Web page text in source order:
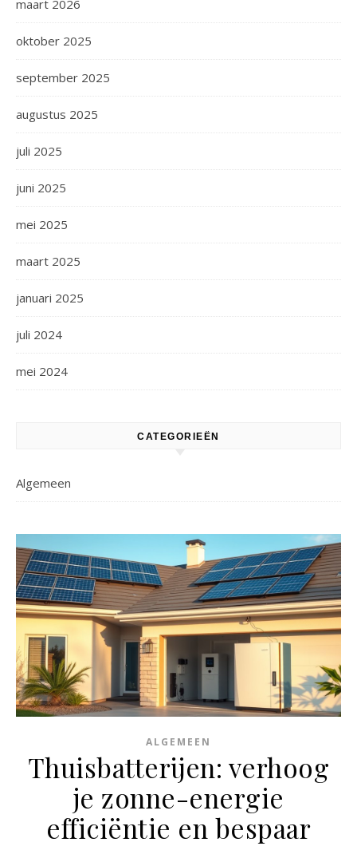
maart 2026
oktober 2025
september 2025
augustus 2025
juli 2025
juni 2025
mei 2025
maart 2025
januari 2025
juli 2024
mei 2024
CATEGORIEËN
Algemeen
ALGEMEEN
Thuisbatterijen: verhoog
je zonne-energie
efficiëntie en bespaar